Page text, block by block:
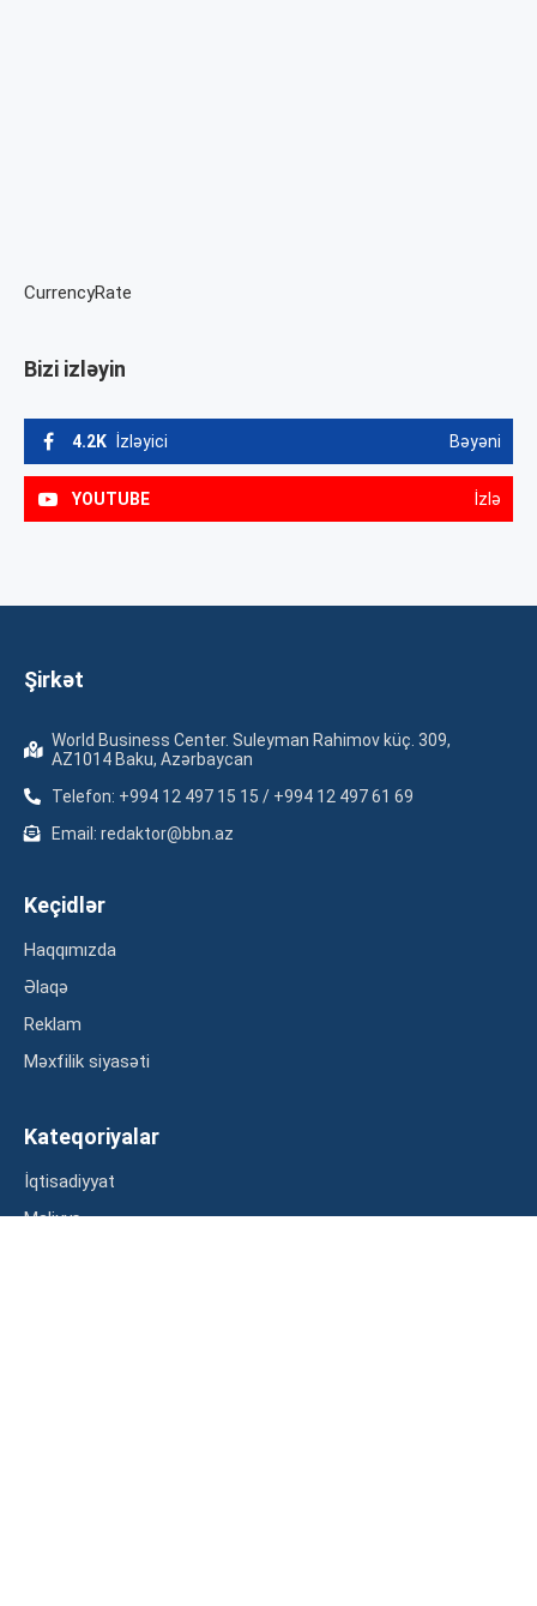
CurrencyRate
Bizi izləyin
4.2K İzləyici Bəyəni
YOUTUBE İzlə
Şirkət
World Business Center. Suleyman Rahimov küç. 309,
AZ1014 Baku, Azərbaycan
Telefon: +994 12 497 15 15 / +994 12 497 61 69
Email: redaktor@bbn.az
Keçidlər
Haqqımızda
Əlaqə
Reklam
Məxfilik siyasəti
Kateqoriyalar
İqtisadiyyat
Maliyyə